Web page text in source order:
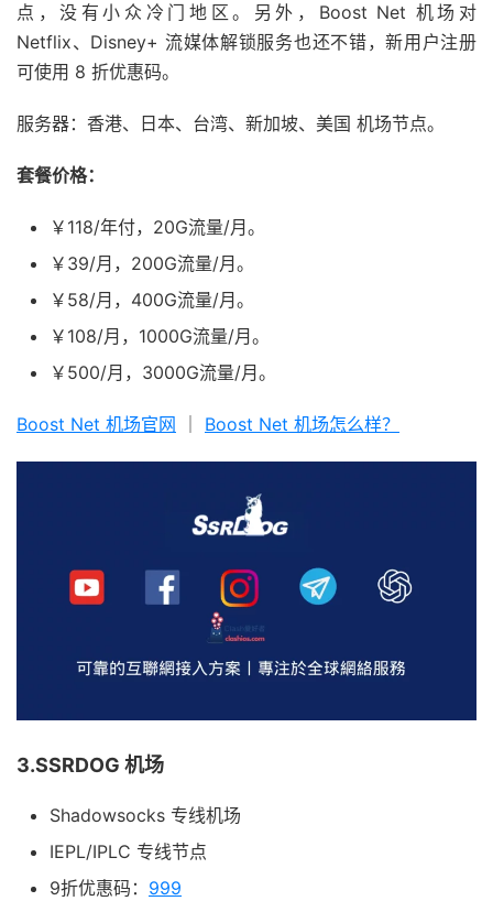
点，没有小众冷门地区。另外，Boost Net 机场对
Netflix、Disney+ 流媒体解锁服务也还不错，新用户注册
可使用 8 折优惠码。
服务器：香港、日本、台湾、新加坡、美国 机场节点。
套餐价格：
￥118/年付，20G流量/月。
￥39/月，200G流量/月。
￥58/月，400G流量/月。
￥108/月，1000G流量/月。
￥500/月，3000G流量/月。
Boost Net 机场官网 Boost Net 机场怎么样？
3.SSRDOG 机场
Shadowsocks 专线机场
IEPL/IPLC 专线节点
9折优惠码： 999